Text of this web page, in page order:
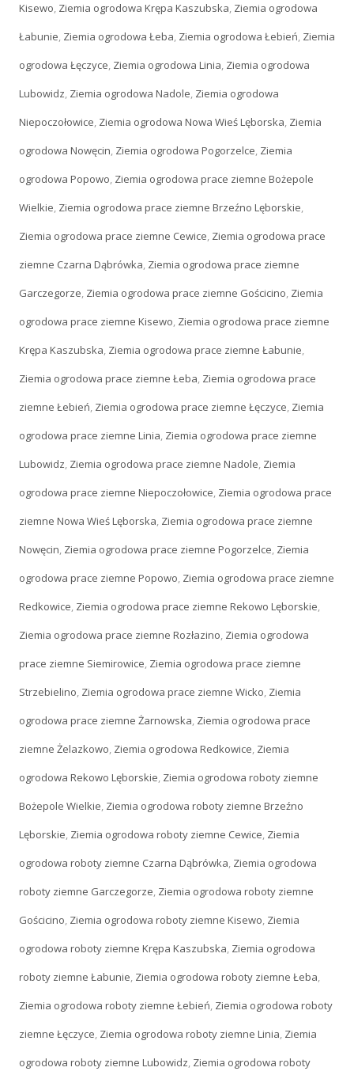
Kisewo, Ziemia ogrodowa Krępa Kaszubska, Ziemia ogrodowa
Łabunie, Ziemia ogrodowa Łeba, Ziemia ogrodowa Łebień, Ziemia
ogrodowa Łęczyce, Ziemia ogrodowa Linia, Ziemia ogrodowa
Lubowidz, Ziemia ogrodowa Nadole, Ziemia ogrodowa
Niepoczołowice, Ziemia ogrodowa Nowa Wieś Lęborska, Ziemia
ogrodowa Nowęcin, Ziemia ogrodowa Pogorzelce, Ziemia
ogrodowa Popowo, Ziemia ogrodowa prace ziemne Bożepole
Wielkie, Ziemia ogrodowa prace ziemne Brzeźno Lęborskie,
Ziemia ogrodowa prace ziemne Cewice, Ziemia ogrodowa prace
ziemne Czarna Dąbrówka, Ziemia ogrodowa prace ziemne
Garczegorze, Ziemia ogrodowa prace ziemne Gościcino, Ziemia
ogrodowa prace ziemne Kisewo, Ziemia ogrodowa prace ziemne
Krępa Kaszubska, Ziemia ogrodowa prace ziemne Łabunie,
Ziemia ogrodowa prace ziemne Łeba, Ziemia ogrodowa prace
ziemne Łebień, Ziemia ogrodowa prace ziemne Łęczyce, Ziemia
ogrodowa prace ziemne Linia, Ziemia ogrodowa prace ziemne
Lubowidz, Ziemia ogrodowa prace ziemne Nadole, Ziemia
ogrodowa prace ziemne Niepoczołowice, Ziemia ogrodowa prace
ziemne Nowa Wieś Lęborska, Ziemia ogrodowa prace ziemne
Nowęcin, Ziemia ogrodowa prace ziemne Pogorzelce, Ziemia
ogrodowa prace ziemne Popowo, Ziemia ogrodowa prace ziemne
Redkowice, Ziemia ogrodowa prace ziemne Rekowo Lęborskie,
Ziemia ogrodowa prace ziemne Rozłazino, Ziemia ogrodowa
prace ziemne Siemirowice, Ziemia ogrodowa prace ziemne
Strzebielino, Ziemia ogrodowa prace ziemne Wicko, Ziemia
ogrodowa prace ziemne Żarnowska, Ziemia ogrodowa prace
ziemne Żelazkowo, Ziemia ogrodowa Redkowice, Ziemia
ogrodowa Rekowo Lęborskie, Ziemia ogrodowa roboty ziemne
Bożepole Wielkie, Ziemia ogrodowa roboty ziemne Brzeźno
Lęborskie, Ziemia ogrodowa roboty ziemne Cewice, Ziemia
ogrodowa roboty ziemne Czarna Dąbrówka, Ziemia ogrodowa
roboty ziemne Garczegorze, Ziemia ogrodowa roboty ziemne
Gościcino, Ziemia ogrodowa roboty ziemne Kisewo, Ziemia
ogrodowa roboty ziemne Krępa Kaszubska, Ziemia ogrodowa
roboty ziemne Łabunie, Ziemia ogrodowa roboty ziemne Łeba,
Ziemia ogrodowa roboty ziemne Łebień, Ziemia ogrodowa roboty
ziemne Łęczyce, Ziemia ogrodowa roboty ziemne Linia, Ziemia
ogrodowa roboty ziemne Lubowidz, Ziemia ogrodowa roboty